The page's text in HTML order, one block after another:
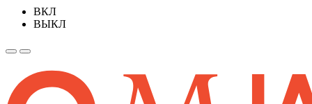
ВКЛ
ВЫКЛ